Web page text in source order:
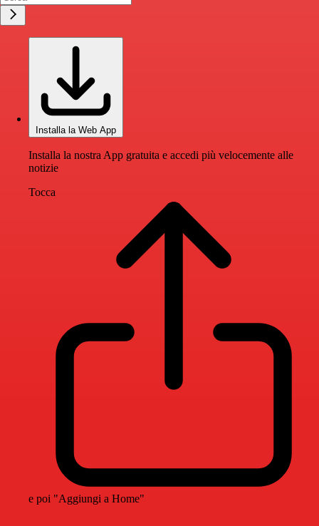
Installa la Web App
Installa la nostra App gratuita e accedi più velocemente alle
notizie
Tocca
e poi "Aggiungi a Home"